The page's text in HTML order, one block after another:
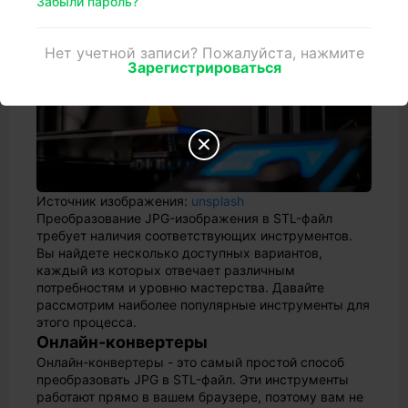
Источник изображения: unsplash
Преобразование JPG-изображения в STL-файл
требует наличия соответствующих инструментов.
Вы найдете несколько доступных вариантов,
каждый из которых отвечает различным
потребностям и уровню мастерства. Давайте
рассмотрим наиболее популярные инструменты для
этого процесса.
Онлайн-конвертеры
Онлайн-конвертеры - это самый простой способ
преобразовать JPG в STL-файл. Эти инструменты
работают прямо в вашем браузере, поэтому вам не

Нет учетной записи? Пожалуйста, нажмите
Зарегистрироваться